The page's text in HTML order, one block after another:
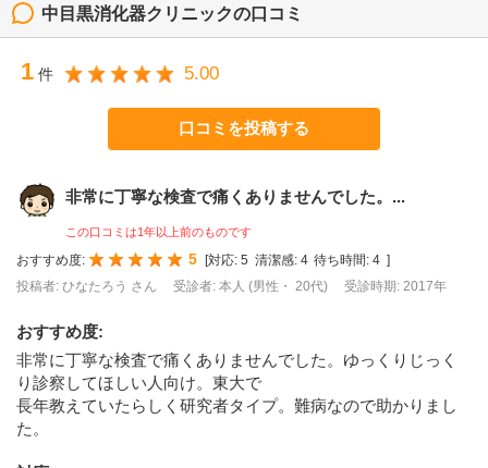
中目黒消化器クリニックの口コミ
1 件 5.00
口コミを投稿する
非常に丁寧な検査で痛くありませんでした。...
この口コミは1年以上前のものです
おすすめ度: 5 [対応: 5 清潔感: 4 待ち時間: 4 ]
投稿者: ひなたろう さん
受診者: 本人 (男性・ 20代) 受診時期: 2017年
おすすめ度:
非常に丁寧な検査で痛くありませんでした。ゆっくりじっく
り診察してほしい人向け。東大で
長年教えていたらしく研究者タイプ。難病なので助かりまし
た。